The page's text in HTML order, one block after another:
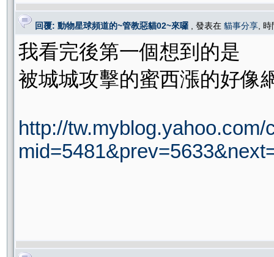
回覆: 動物星球頻道的~管教惡貓02~來囉 , 發表在 貓事分享 ,
我看完後第一個想到的是
被城城攻擊的蜜西漲的好像
http://